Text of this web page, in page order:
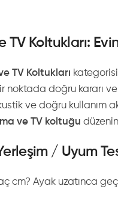
TV Koltukları:
TV Koltukları
noktada doğru kararı
ve doğru kullanım
ve TV koltuğu
/ Uyum
cm? Ayak uzatınca